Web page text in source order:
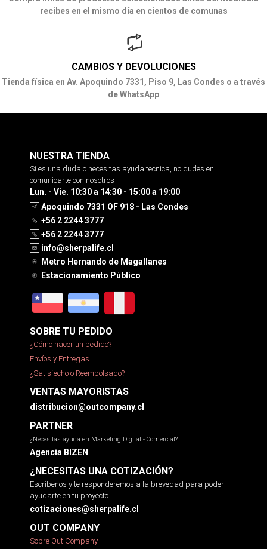
recibes en el mismo día en cientos de comunas
CAMBIOS Y DEVOLUCIONES
Tienda física en Av. Apoquindo 7331, Piso 9, Las Condes o a través
de WhatsApp
NUESTRA TIENDA
Si es una duda o necesitas ayuda tecnica, no dudes en
comunicarte con nosotros
Lun. - Vie. 10:30 a 14:30 - 15:00 a 19:00
Apoquindo 7331 OF 918 - Las Condes
+56 2 2244 3777
+56 2 2244 3777
info@sherpalife.cl
Metro Hernando de Magallanes
Estacionamiento Público
SOBRE TU PEDIDO
¿Cómo hacer un pedido?
Envíos y Entregas
¿Satisfecho o Reembolsado?
VENTAS MAYORISTAS
distribucion@outcompany.cl
PARTNER
¿Necesitas ayuda en Marketing Digital - Comercial?
Agencia BIZEN
¿NECESITAS UNA COTIZACIÓN?
Escríbenos y te responderemos a la brevedad para poder
ayudarte en tu proyecto.
cotizaciones@sherpalife.cl
OUT COMPANY
Sobre Out Company